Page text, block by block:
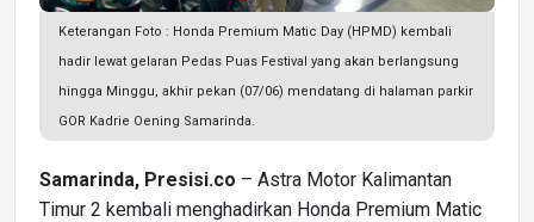
Keterangan Foto : Honda Premium Matic Day (HPMD) kembali
hadir lewat gelaran Pedas Puas Festival yang akan berlangsung
hingga Minggu, akhir pekan (07/06) mendatang di halaman parkir
GOR Kadrie Oening Samarinda.
Samarinda, Presisi.co – Astra Motor Kalimantan
Timur 2 kembali menghadirkan Honda Premium Matic